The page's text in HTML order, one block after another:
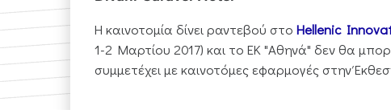
Η καινοτομία δίνει ραντεβού στο Hellenic
1-2 Mαρτίου 2017) και το ΕΚ "Αθηνά" δεν θα
συμμετέχει με καινοτόμες εφαρμογές στην